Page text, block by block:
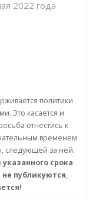
2022 года
политики
Это касается и
отнестись к
временем
следующей за ней.
срока
публикуются,